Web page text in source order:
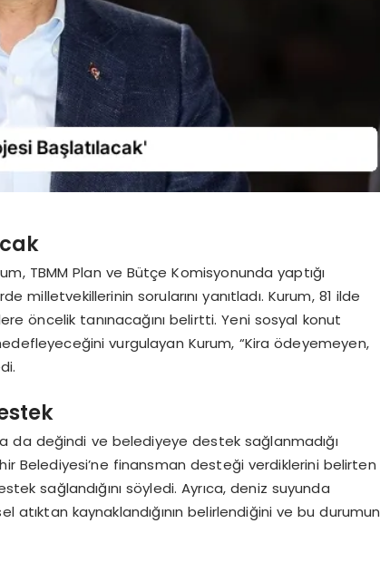
TBMM Plan ve Bütçe Komisyonunda yaptığı
milletvekillerinin sorularını yanıtladı. Kurum, 81 ilde
öncelik tanınacağını belirtti. Yeni sosyal konut
vurgulayan Kurum, “Kira ödeyemeyen,
da değindi ve belediyeye destek sağlanmadığı
Belediyesi’ne finansman desteği verdiklerini belirten
sağlandığını söyledi. Ayrıca, deniz suyunda
atıktan kaynaklandığının belirlendiğini ve bu durumun